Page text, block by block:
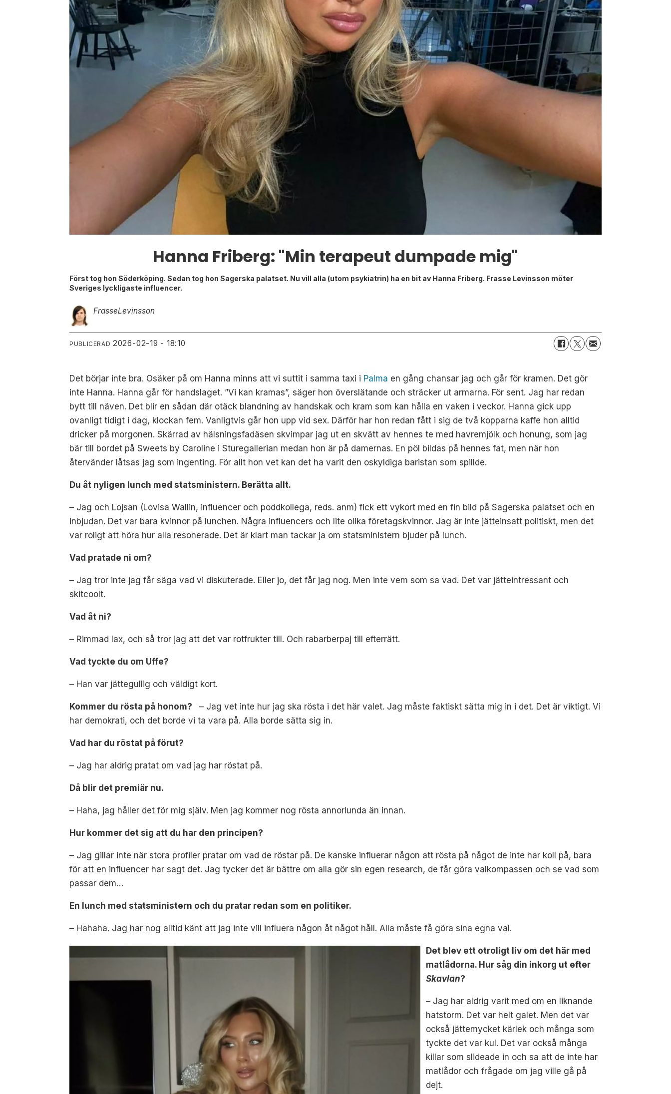
Hanna Friberg: "Min terapeut dumpade mig"
Först tog hon Söderköping. Sedan tog hon Sagerska palatset. Nu vill alla (utom psykiatrin) ha en bit av Hanna Friberg. Frasse Levinsson möter
Sveriges lyckligaste influencer.
FrasseLevinsson
PUBLICERAD 2026-02-19 - 18:10
Det börjar inte bra. Osäker på om Hanna minns att vi suttit i samma taxi i Palma en gång chansar jag och går för kramen. Det gör
inte Hanna. Hanna går för handslaget. ”Vi kan kramas”, säger hon överslätande och sträcker ut armarna. För sent. Jag har redan
bytt till näven. Det blir en sådan där otäck blandning av handskak och kram som kan hålla en vaken i veckor. Hanna gick upp
ovanligt tidigt i dag, klockan fem. Vanligtvis går hon upp vid sex. Därför har hon redan fått i sig de två kopparna kaffe hon alltid
dricker på morgonen. Skärrad av hälsningsfadäsen skvimpar jag ut en skvätt av hennes te med havremjölk och honung, som jag
bär till bordet på Sweets by Caroline i Sturegallerian medan hon är på damernas. En pöl bildas på hennes fat, men när hon
återvänder låtsas jag som ingenting. För allt hon vet kan det ha varit den oskyldiga baristan som spillde.
Du åt nyligen lunch med statsministern. Berätta allt.
– Jag och Lojsan (Lovisa Wallin, influencer och poddkollega, reds. anm) fick ett vykort med en fin bild på Sagerska palatset och en
inbjudan. Det var bara kvinnor på lunchen. Några influencers och lite olika företagskvinnor. Jag är inte jätteinsatt politiskt, men det
var roligt att höra hur alla resonerade. Det är klart man tackar ja om statsministern bjuder på lunch.
Vad pratade ni om?
– Jag tror inte jag får säga vad vi diskuterade. Eller jo, det får jag nog. Men inte vem som sa vad. Det var jätteintressant och
skitcoolt.
Vad åt ni?
– Rimmad lax, och så tror jag att det var rotfrukter till. Och rabarberpaj till efterrätt.
Vad tyckte du om Uffe?
– Han var jättegullig och väldigt kort.
Kommer du rösta på honom?– Jag vet inte hur jag ska rösta i det här valet. Jag måste faktiskt sätta mig in i det. Det är viktigt. Vi
har demokrati, och det borde vi ta vara på. Alla borde sätta sig in.
Vad har du röstat på förut?
– Jag har aldrig pratat om vad jag har röstat på.
Då blir det premiär nu.
– Haha, jag håller det för mig själv. Men jag kommer nog rösta annorlunda än innan.
Hur kommer det sig att du har den principen?
– Jag gillar inte när stora profiler pratar om vad de röstar på. De kanske influerar någon att rösta på något de inte har koll på, bara
för att en influencer har sagt det. Jag tycker det är bättre om alla gör sin egen research, de får göra valkompassen och se vad som
passar dem…
En lunch med statsministern och du pratar redan som en politiker.
– Hahaha. Jag har nog alltid känt att jag inte vill influera någon åt något håll. Alla måste få göra sina egna val.
Det blev ett otroligt liv om det här med
matlådorna. Hur såg din inkorg ut efter
Skavlan?
– Jag har aldrig varit med om en liknande
hatstorm. Det var helt galet. Men det var
också jättemycket kärlek och många som
tyckte det var kul. Det var också många
killar som slideade in och sa att de inte har
matlådor och frågade om jag ville gå på
dejt.